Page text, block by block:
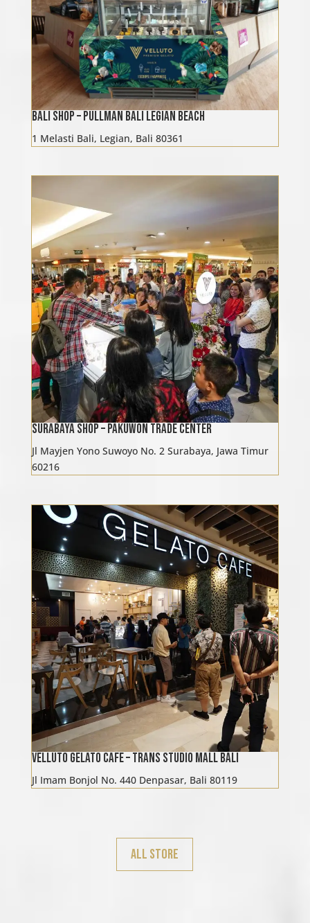
Bali Shop – Pullman Bali Legian Beach
1 Melasti Bali, Legian, Bali 80361
Surabaya Shop – Pakuwon Trade Center
Jl Mayjen Yono Suwoyo No. 2 Surabaya, Jawa Timur
60216
Velluto Gelato Cafe – Trans Studio Mall Bali
Jl Imam Bonjol No. 440 Denpasar, Bali 80119
All Store